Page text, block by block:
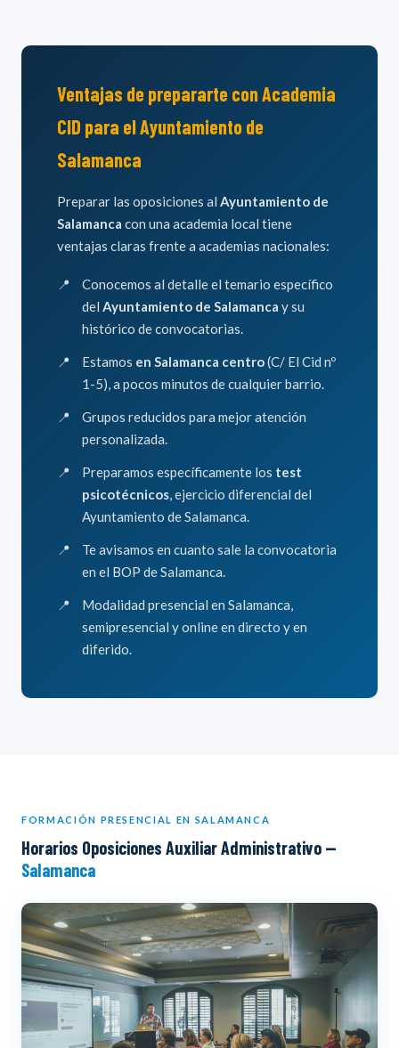
Ventajas de prepararte con Academia
CID para el Ayuntamiento de
Salamanca
Preparar las oposiciones al Ayuntamiento de
Salamanca con una academia local tiene
ventajas claras frente a academias nacionales:
Conocemos al detalle el temario específico
del Ayuntamiento de Salamanca y su
histórico de convocatorias.
Estamos en Salamanca centro(C/ El Cid nº
1-5), a pocos minutos de cualquier barrio.
Grupos reducidos para mejor atención
personalizada.
Preparamos específicamente los test
psicotécnicos , ejercicio diferencial del
Ayuntamiento de Salamanca.
Te avisamos en cuanto sale la convocatoria
en el BOP de Salamanca.
Modalidad presencial en Salamanca,
semipresencial y online en directo y en
diferido.
FORMACIÓN PRESENCIAL EN SALAMANCA
Horarios Oposiciones Auxiliar Administrativo —
Salamanca